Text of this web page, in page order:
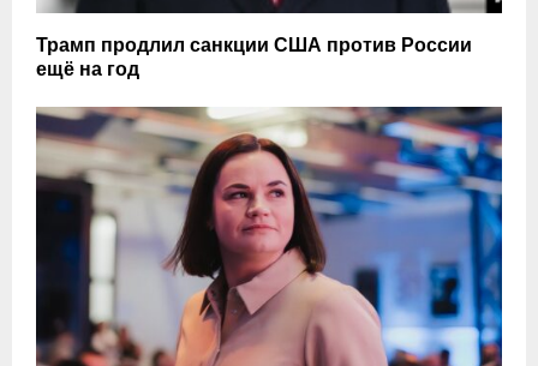
Трамп продлил санкции США против России
ещё на год